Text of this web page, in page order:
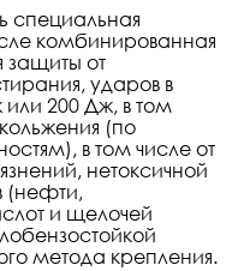
специальная
комбинированная
защиты от
ударов в
200 Дж, в том
(по
в том числе от
нетоксичной
(нефти,
и щелочей
метода крепления.